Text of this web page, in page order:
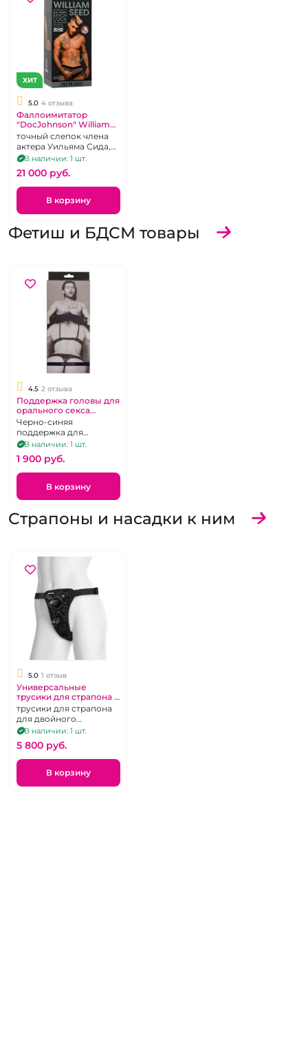
ХИТ
5.0 4 отзыва
Фаллоимитатор
"DocJohnson" William
Seed
точный слепок члена
актера Уильяма Сида,
киберкожа, штырек-
присоска в комплекте
В наличии: 1 шт.
21 000 pуб.
В корзину
Фетиш и БДСМ товары
4.5 2 отзыва
Поддержка головы для
орального секса
"James Deen"
Black&Blue
Черно-синяя
поддержка для
принуждения к
оральному сексу
В наличии: 1 шт.
1 900 pуб.
В корзину
Страпоны и насадки к ним
5.0 1 отзыв
Универсальные
трусики для страпона с
2 штырьками Харнесс
Vac-U-Lock - Double
Penetration Velvet
Harness
трусики для страпона
для двойного
проникновения
джокки, два кольца и
два плага
В наличии: 1 шт.
5 800 pуб.
В корзину